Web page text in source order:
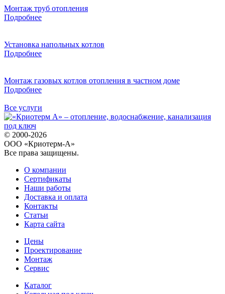
Монтаж труб отопления
Подробнее
Установка напольных котлов
Подробнее
Монтаж газовых котлов отопления в частном доме
Подробнее
Все услуги
© 2000-2026
ООО «Криотерм-А»
Все права защищены.
О компании
Сертификаты
Наши работы
Доставка и оплата
Контакты
Статьи
Карта сайта
Цены
Проектирование
Монтаж
Сервис
Каталог